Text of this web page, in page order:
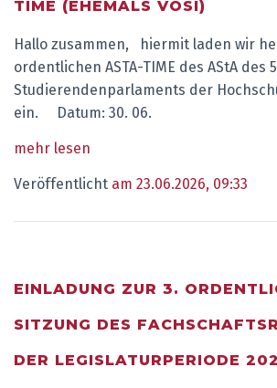
TIME (EHEMALS VOSI)
Hallo zusammen, hiermit laden wir
ordentlichen ASTA-TIME des AStA des
Studierendenparlaments der
ein. Datum: 30. 06.
mehr lesen
Veröffentlicht am 23.06.2026, 09:33
EINLADUNG ZUR 3.
SITZUNG DES
DER LEGISLATURPERIODE